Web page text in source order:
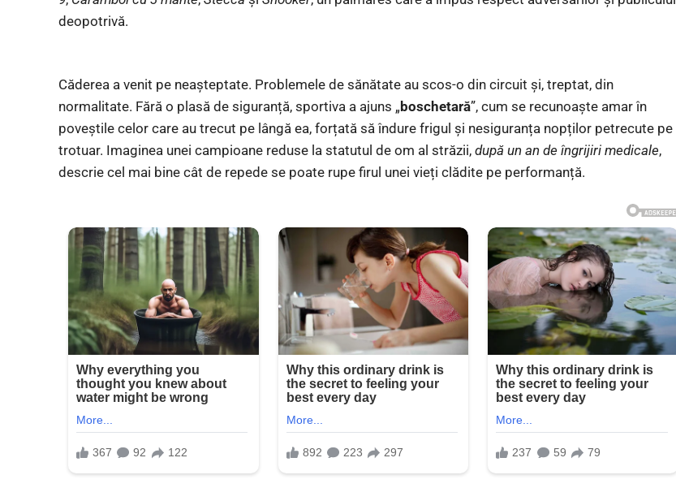
deopotrivă.
Căderea a venit pe neașteptate. Problemele de sănătate au scos-o din circuit și, treptat, din
normalitate. Fără o plasă de siguranță, sportiva a ajuns „boschetară”, cum se recunoaște amar în
poveștile celor care au trecut pe lângă ea, forțată să îndure frigul și nesiguranța nopților petrecute pe
trotuar. Imaginea unei campioane reduse la statutul de om al străzii, după un an de îngrijiri medicale,
descrie cel mai bine cât de repede se poate rupe firul unei vieți clădite pe performanță.